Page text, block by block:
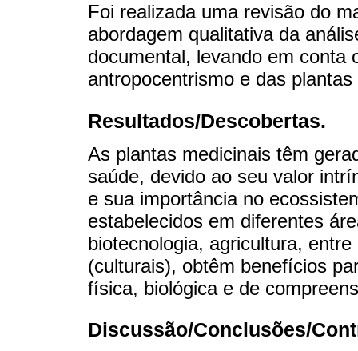
Foi realizada uma revisão do
abordagem qualitativa da
documental, levando em conta
antropocentrismo e das
Resultados/Descobertas.
As plantas medicinais têm
saúde, devido ao seu valor
e sua importância no
estabelecidos em diferentes
biotecnologia, agricultura,
(culturais), obtêm benefícios
física, biológica e de
Discussão/Conclusões/